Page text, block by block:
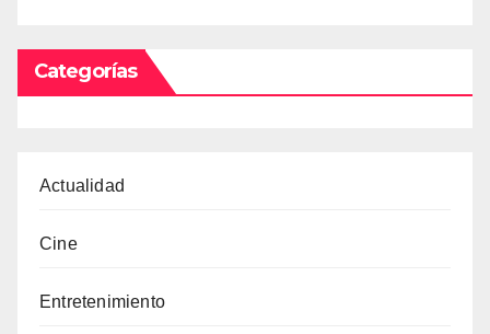
Categorías
Actualidad
Cine
Entretenimiento